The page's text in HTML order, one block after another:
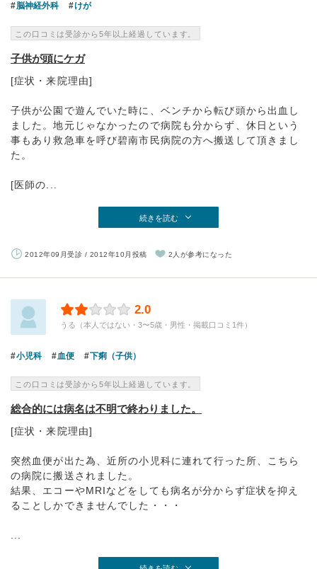
脳神経外科 けが
この口コミは受診から5年以上経過しています。
子供が頭にケガ
[症状・来院理由]
子供が公園で遊んでいた時に、ベンチから転び頭から出血し
ました。地元じゃなかったので病院も分からず、休日という
事もあり救急車を呼び碧南市民病院の方へ搬送して頂きまし
た。
[医師の...
続きを読む
2012年09月受診 / 2012年10月投稿 2人が参考になった
2.0
うる（本人ではない・3〜5歳・男性・掲載口コミ1件）
小児科 血便 下痢（子供）
この口コミは受診から5年以上経過しています。
総合的には病名は不明で終わりました。
[症状・来院理由]
突然血便が出た為、近所の小児科に連れて行った所、こちら
の病院に搬送されました。
結果、エコーやMRIなどをしても病名が分からず症状を抑え
ることしかできませんでした・・・